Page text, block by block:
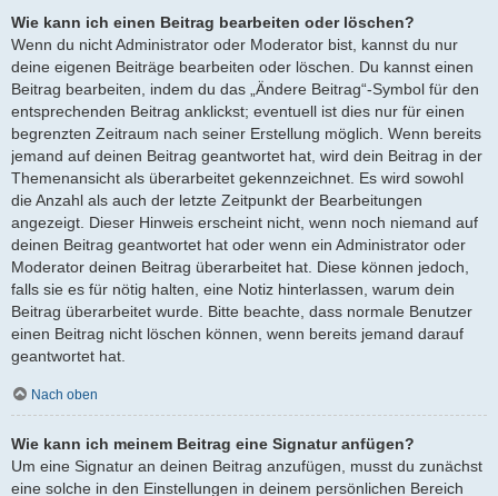
Wie kann ich einen Beitrag bearbeiten oder löschen?
Wenn du nicht Administrator oder Moderator bist, kannst du nur
deine eigenen Beiträge bearbeiten oder löschen. Du kannst einen
Beitrag bearbeiten, indem du das „Ändere Beitrag“-Symbol für den
entsprechenden Beitrag anklickst; eventuell ist dies nur für einen
begrenzten Zeitraum nach seiner Erstellung möglich. Wenn bereits
jemand auf deinen Beitrag geantwortet hat, wird dein Beitrag in der
Themenansicht als überarbeitet gekennzeichnet. Es wird sowohl
die Anzahl als auch der letzte Zeitpunkt der Bearbeitungen
angezeigt. Dieser Hinweis erscheint nicht, wenn noch niemand auf
deinen Beitrag geantwortet hat oder wenn ein Administrator oder
Moderator deinen Beitrag überarbeitet hat. Diese können jedoch,
falls sie es für nötig halten, eine Notiz hinterlassen, warum dein
Beitrag überarbeitet wurde. Bitte beachte, dass normale Benutzer
einen Beitrag nicht löschen können, wenn bereits jemand darauf
geantwortet hat.
Nach oben
Wie kann ich meinem Beitrag eine Signatur anfügen?
Um eine Signatur an deinen Beitrag anzufügen, musst du zunächst
eine solche in den Einstellungen in deinem persönlichen Bereich